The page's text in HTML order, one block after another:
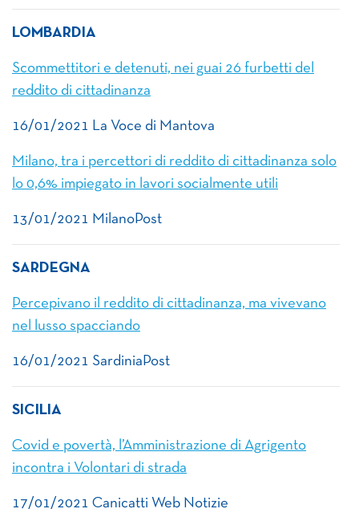
LOMBARDIA
Scommettitori e detenuti, nei guai 26 furbetti del
reddito di cittadinanza
16/01/2021 La Voce di Mantova
Milano, tra i percettori di reddito di cittadinanza solo
lo 0,6% impiegato in lavori socialmente utili
13/01/2021 MilanoPost
SARDEGNA
Percepivano il reddito di cittadinanza, ma vivevano
nel lusso spacciando
16/01/2021 SardiniaPost
SICILIA
Covid e povertà, l’Amministrazione di Agrigento
incontra i Volontari di strada
17/01/2021 Canicatti Web Notizie